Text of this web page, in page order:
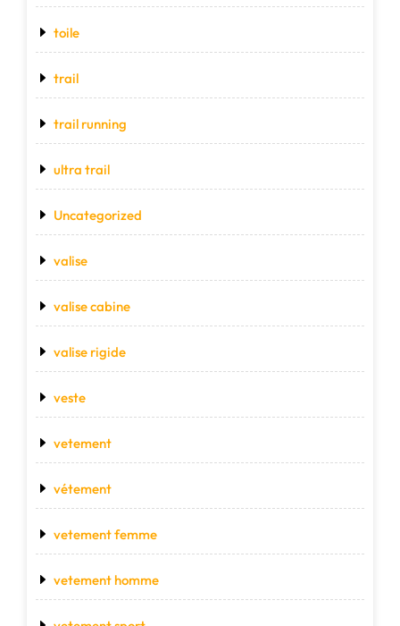
toile
trail
trail running
ultra trail
Uncategorized
valise
valise cabine
valise rigide
veste
vetement
vétement
vetement femme
vetement homme